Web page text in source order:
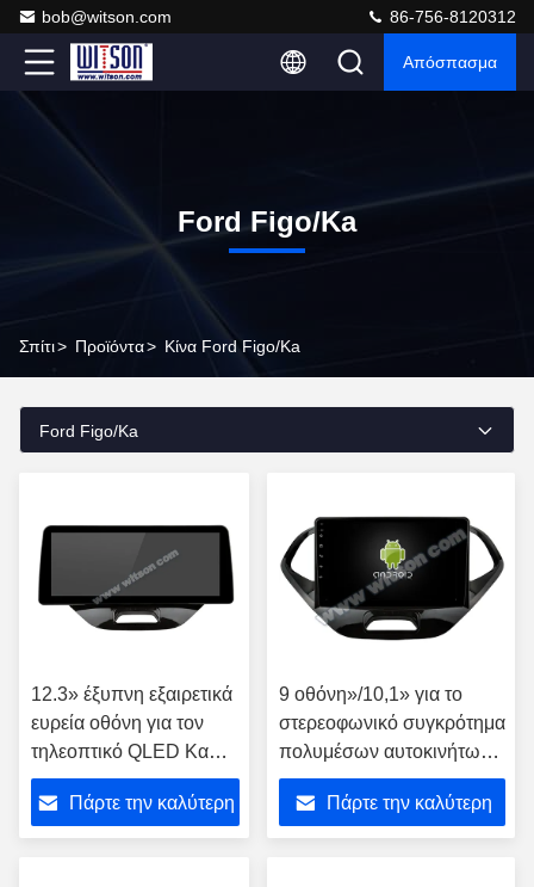
bob@witson.com 86-756-8120312
Απόσπασμα
Ford Figo/Ka
Σπίτι> Προϊόντα> Κίνα Ford Figo/Ka
Ford Figo/Ka
12.3» έξυπνη εξαιρετικά
ευρεία οθόνη για τον
τηλεοπτικό QLED Κα
2015-2020 της Ford
Figo στερεοφωνικό
φορέα πολυμέσων
Πάρτε την καλύτερη
9 οθόνη»/10,1» για το
στερεοφωνικό συγκρότημα
πολυμέσων αυτοκινήτων
Κα 2015-2020 της Ford
Figo
Πάρτε την καλύτερη